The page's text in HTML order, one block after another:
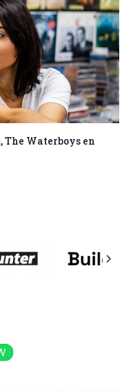
Waterboys en